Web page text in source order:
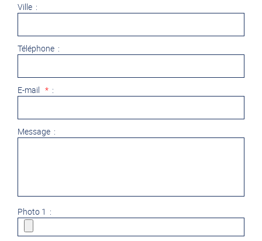
Ville :
Téléphone :
E-mail * :
Message :
Photo 1 :